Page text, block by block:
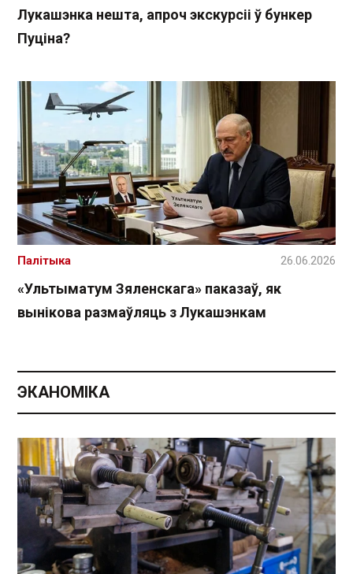
Лукашэнка нешта, апроч экскурсіі ў бункер
Пуціна?
«Ультыматум Зяленскага» паказаў, як
вынікова размаўляць з Лукашэнкам
Палітыка 26.06.2026
ЭКАНОМІКА